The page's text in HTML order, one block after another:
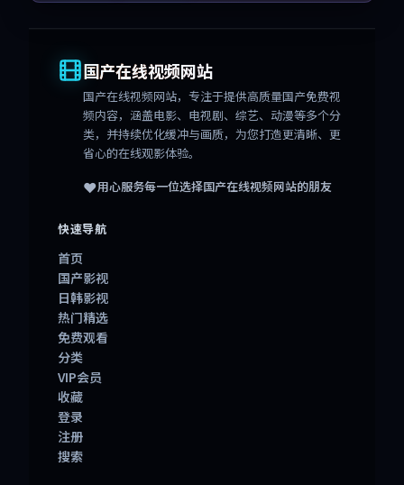
国产在线视频网站
国产在线视频网站，专注于提供高质量国产免费视
频内容，涵盖电影、电视剧、综艺、动漫等多个分
类，并持续优化缓冲与画质，为您打造更清晰、更
省心的在线观影体验。
❤️用心服务每一位选择国产在线视频网站的朋友
快速导航
首页
国产影视
日韩影视
热门精选
免费观看
分类
VIP会员
收藏
登录
注册
搜索